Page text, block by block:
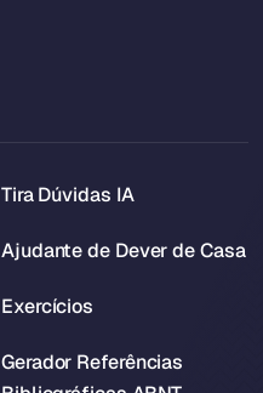
Tira Dúvidas IA
Ajudante de Dever de Casa
Exercícios
Gerador Referências